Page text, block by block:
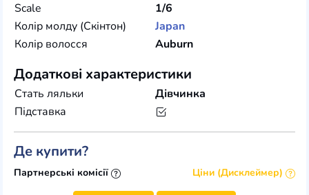
Scale
1/6
Колір молду (Скінтон)
Japan
Колір волосся
Auburn
Додаткові характеристики
Стать ляльки
Дівчинка
Підставка
Де купити?
Партнерські комісії Ціни (Дисклеймер)